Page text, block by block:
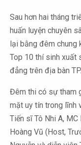
Sau hơn hai tháng
huấn luyện chuyên
lại bằng đêm chung
Top 10 thí sinh xuất
đẳng trên địa bàn
Đêm thi có sự tham
mặt uy tín trong lĩnh
Tiến sĩ Tô Nhi A, MC
Hoàng Vũ (Host,